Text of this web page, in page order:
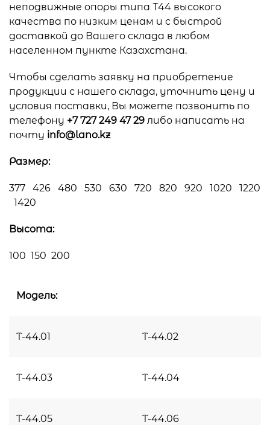
неподвижные опоры типа Т44 высокого
качества по низким ценам и с быстрой
доставкой до Вашего склада в любом
населенном пункте Казахстана.
Чтобы сделать заявку на приобретение
продукции с нашего склада, уточнить цену и
условия поставки, Вы можете позвонить по
телефону +7 727 249 47 29 либо написать на
почту info@lano.kz
Размер:
377 426 480 530 630 720 820 920 1020 1220
1420
Высота:
100 150 200
Модель:
Т-44.01 Т-44.02
Т-44.03 Т-44.04
Т-44.05 Т-44.06